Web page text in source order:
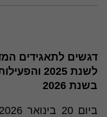
דגשים לתאגידים
לשנת
בשנת 2026